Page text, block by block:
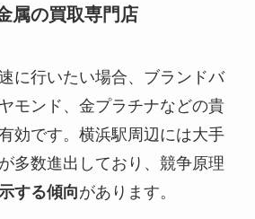
属の買取専門店
に行いたい場合、ブランドバ
モンド、金プラチナなどの貴
効です。横浜駅周辺には大手
多数進出しており、競争原理
する傾向があります。